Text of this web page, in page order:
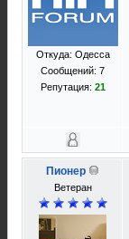
Откуда: Одесса
Сообщений: 7
Репутация: 21
Пионер
Ветеран